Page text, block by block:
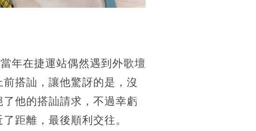
年在捷運站偶然遇到外歌壇
搭訕，讓他驚訝的是，沒
他的搭訕請求，不過幸虧
距離，最後順利交往。